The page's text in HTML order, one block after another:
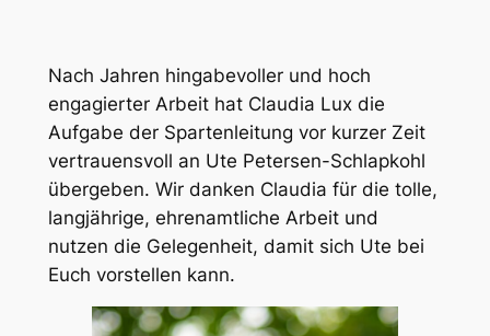
Nach Jahren hingabevoller und hoch
engagierter Arbeit hat Claudia Lux die
Aufgabe der Spartenleitung vor kurzer Zeit
vertrauensvoll an Ute Petersen-Schlapkohl
übergeben. Wir danken Claudia für die tolle,
langjährige, ehrenamtliche Arbeit und
nutzen die Gelegenheit, damit sich Ute bei
Euch vorstellen kann.